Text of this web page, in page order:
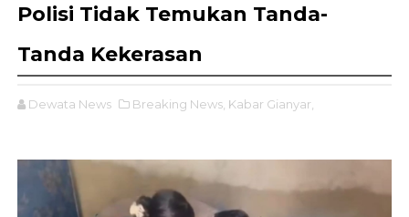
Polisi Tidak Temukan Tanda-
Tanda Kekerasan
Dewata News Breaking News, Kabar Gianyar,